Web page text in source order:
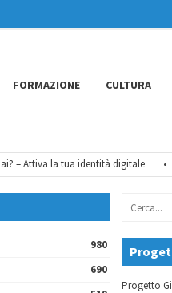
FORMAZIONE CULTURA
Attiva la tua identità digitale •
980
690
Progetto